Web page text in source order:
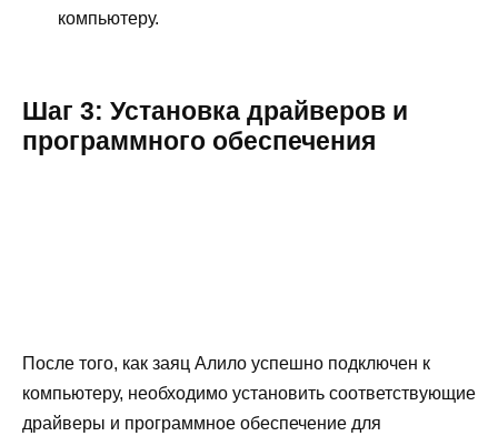
компьютеру.
Шаг 3: Установка драйверов и
программного обеспечения
После того, как заяц Алило успешно подключен к
компьютеру, необходимо установить соответствующие
драйверы и программное обеспечение для